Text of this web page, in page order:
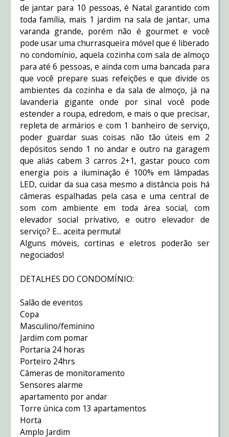
de jantar para 10 pessoas, é Natal garantido com
toda família, mais 1 jardim na sala de jantar, uma
varanda grande, porém não é gourmet e você
pode usar uma churrasqueira móvel que é liberado
no condomínio, aquela cozinha com sala de almoço
para até 6 pessoas, e ainda com uma bancada para
que você prepare suas refeições e que divide os
ambientes da cozinha e da sala de almoço, já na
lavanderia gigante onde por sinal você pode
estender a roupa, edredom, e mais o que precisar,
repleta de armários e com 1 banheiro de serviço,
poder guardar suas coisas não tão úteis em 2
depósitos sendo 1 no andar e outro na garagem
que aliás cabem 3 carros 2+1, gastar pouco com
energia pois a iluminação é 100% em lâmpadas
LED, cuidar da sua casa mesmo a distância pois há
câmeras espalhadas pela casa e uma central de
som com ambiente em toda área social, com
elevador social privativo, e outro elevador de
serviço? E... aceita permuta!
Alguns móveis, cortinas e eletros poderão ser
negociados!
DETALHES DO CONDOMÍNIO:
Salão de eventos
Copa
Masculino/feminino
Jardim com pomar
Portaria 24 horas
Porteiro 24hrs
Câmeras de monitoramento
Sensores alarme
apartamento por andar
Torre única com 13 apartamentos
Horta
Amplo Jardim